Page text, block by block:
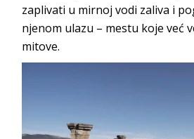
zaplivati u mirnoj vodi zaliva i
njenom ulazu – mestu koje već
mitove.